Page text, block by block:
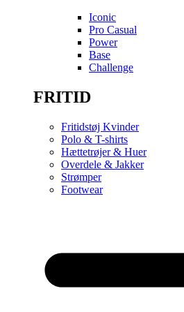
Iconic
Pro Casual
Power
Base
Challenge
FRITID
Fritidstøj Kvinder
Polo & T-shirts
Hættetrøjer & Huer
Overdele & Jakker
Strømper
Footwear